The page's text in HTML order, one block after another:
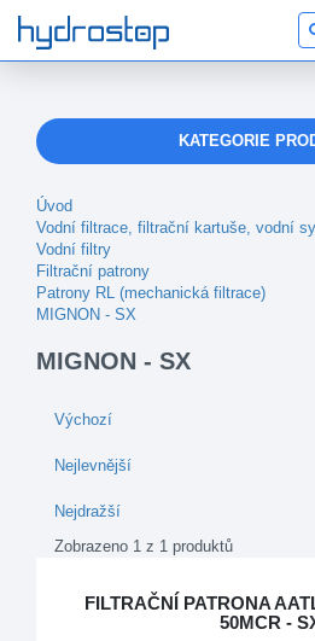
KATEGORIE
Úvod
Vodní filtrace, filtrační kartuše, vodní
Vodní filtry
Filtrační patrony
Patrony RL (mechanická filtrace)
MIGNON - SX
MIGNON - SX
Výchozí
Nejlevnější
Nejdražší
Zobrazeno 1 z 1 produktů
FILTRAČNÍ PATRONA
50MCR -